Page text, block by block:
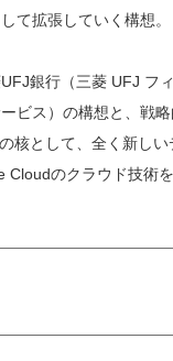
て拡張していく構想。
銀行（三菱 UFJ
ビス）の構想と、戦
核として、全く新し
のクラウド技術